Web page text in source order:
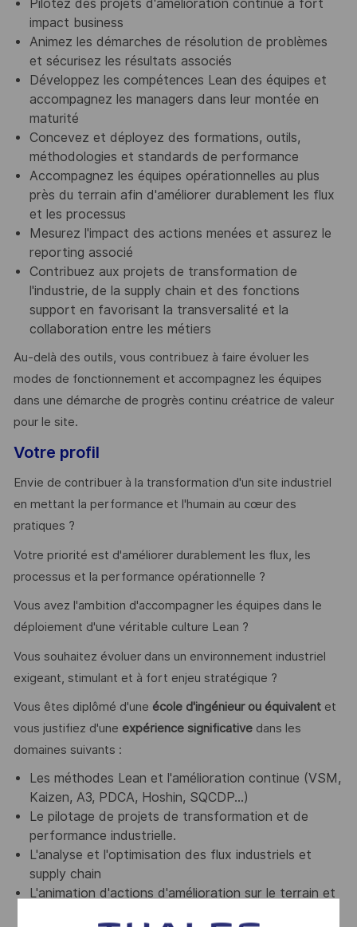
Pilotez des projets d'amélioration continue à fort
impact business
Animez les démarches de résolution de problèmes
et sécurisez les résultats associés
Développez les compétences Lean des équipes et
accompagnez les managers dans leur montée en
maturité
Concevez et déployez des formations, outils,
méthodologies et standards de performance
Accompagnez les équipes opérationnelles au plus
près du terrain afin d'améliorer durablement les flux
et les processus
Mesurez l'impact des actions menées et assurez le
reporting associé
Contribuez aux projets de transformation de
l'industrie, de la supply chain et des fonctions
support en favorisant la transversalité et la
collaboration entre les métiers
Au-delà des outils, vous contribuez à faire évoluer les
modes de fonctionnement et accompagnez les équipes
dans une démarche de progrès continu créatrice de valeur
pour le site.
Votre profil
Envie de contribuer à la transformation d'un site industriel
en mettant la performance et l'humain au cœur des
pratiques ?
Votre priorité est d'améliorer durablement les flux, les
processus et la performance opérationnelle ?
Vous avez l'ambition d'accompagner les équipes dans le
déploiement d'une véritable culture Lean ?
Vous souhaitez évoluer dans un environnement industriel
exigeant, stimulant et à fort enjeu stratégique ?
Vous êtes diplômé d'une école d'ingénieur ou équivalent et
vous justifiez d'une expérience significativedans les
domaines suivants :
Les méthodes Lean et l'amélioration continue (VSM,
Kaizen, A3, PDCA, Hoshin, SQCDP...)
Le pilotage de projets de transformation et de
performance industrielle.
L'analyse et l'optimisation des flux industriels et
supply chain
L'animation d'actions d'amélioration sur le terrain et